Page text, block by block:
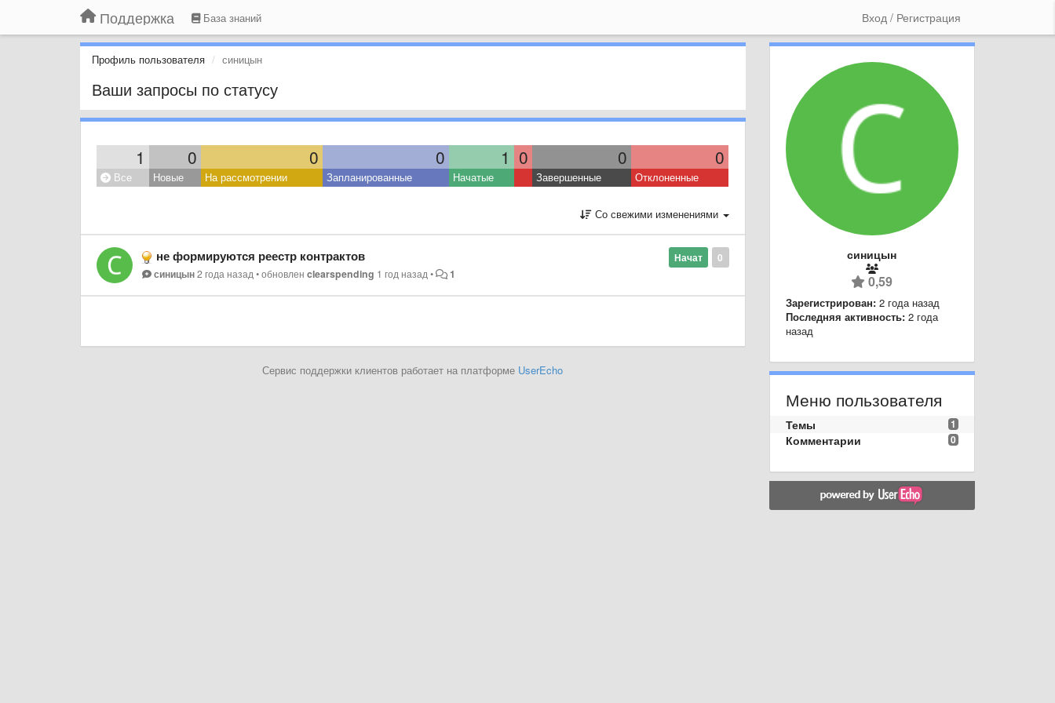
Поддержка База знаний Вход / Регистрация
Профиль пользователя синицын
Ваши запросы по статусу
1 0 0 0 1 0 0 0
Все Новые На рассмотрении Запланированные Начатые Завершенные Отклоненные
Со свежими изменениями
0
Начат
не формируются реестр контрактов
синицын2 года назад•обновленclearspending 1 год назад• 1
Сервис поддержки клиентов работает на платформе UserEcho
синицын
0,59
Зарегистрирован: 2 года назад
Последняя активность: 2 года
назад
Меню пользователя
1
Темы
0
Комментарии